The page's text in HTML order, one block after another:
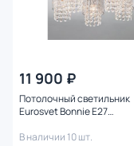
11 900 ₽
Потолочный светильник
Eurosvet Bonnie E27
В наличии 10 шт.